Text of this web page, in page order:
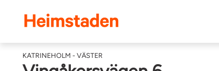
Heimstaden
KATRINEHOLM - VÄSTER